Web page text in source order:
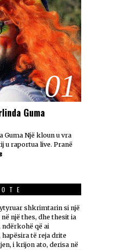
01
Guma
Guma Një kloun u vra
u raportua live. Pranë
shkrimtarin si një
një thes, dhe thesit ia
që ai
të reja drite
i krijon ato, derisa në